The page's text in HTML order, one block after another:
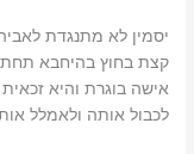
יסמין לא מתנגדת
קצת בחוץ בהיחבא
אישה בוגרת והיא
לכבול אותה ולאמלל